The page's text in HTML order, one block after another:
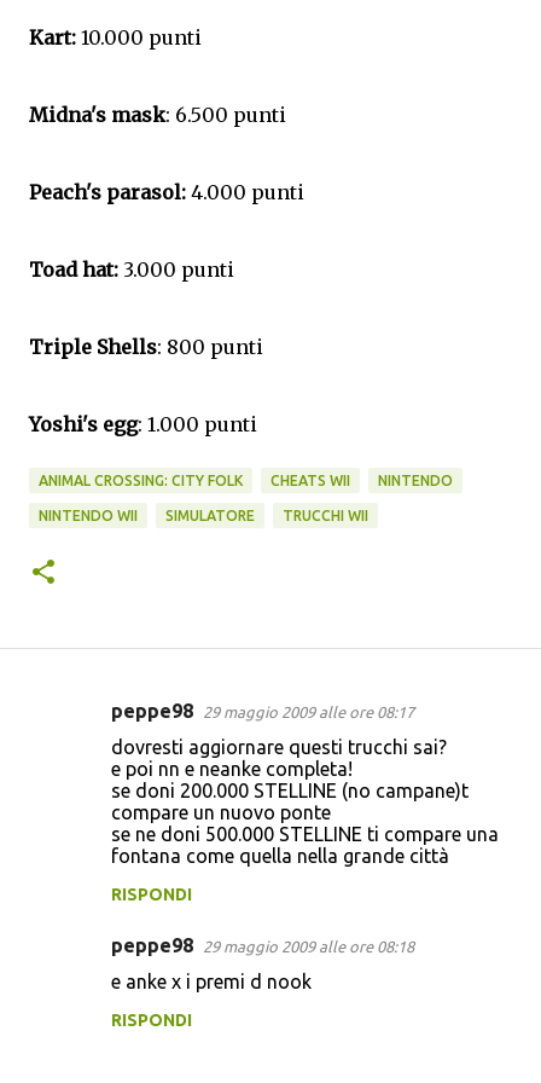
Kart: 10.000 punti
Midna's mask: 6.500 punti
Peach's parasol: 4.000 punti
Toad hat: 3.000 punti
Triple Shells: 800 punti
Yoshi's egg: 1.000 punti
ANIMAL CROSSING: CITY FOLK CHEATS WII NINTENDO
NINTENDO WII SIMULATORE TRUCCHI WII
peppe98 29 maggio 2009 alle ore 08:17
dovresti aggiornare questi trucchi sai?
e poi nn e neanke completa!
se doni 200.000 STELLINE (no campane)t
compare un nuovo ponte
se ne doni 500.000 STELLINE ti compare una
fontana come quella nella grande città
RISPONDI
peppe98 29 maggio 2009 alle ore 08:18
e anke x i premi d nook
RISPONDI